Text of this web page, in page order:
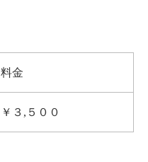
料金
￥３,５００